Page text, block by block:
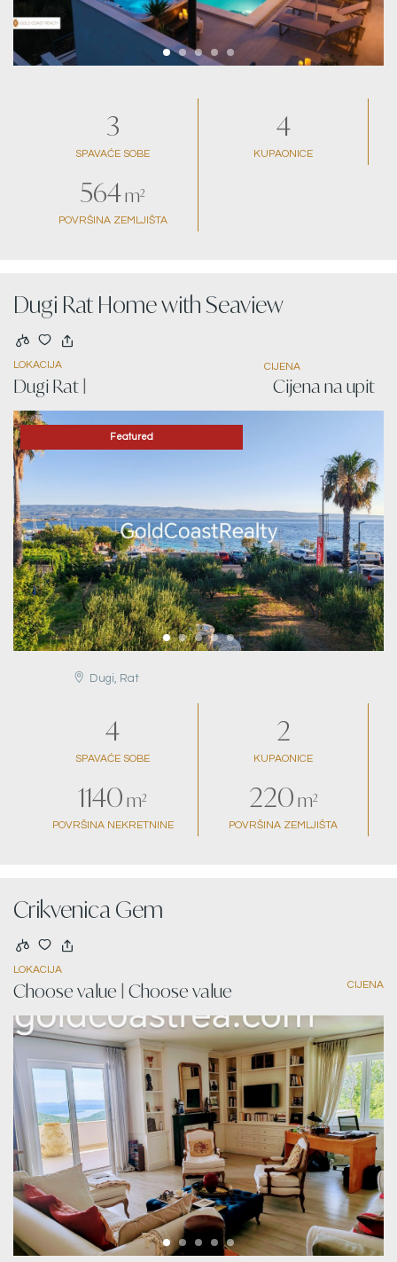
3
SPAVAĆE SOBE
4
KUPAONICE
564m²
POVRŠINA ZEMLJIŠTA
Dugi Rat Home with Seaview
LOKACIJA
Dugi Rat |
CIJENA
Cijena na upit
Featured
Dugi, Rat
4
SPAVAĆE SOBE
2
KUPAONICE
1140 m²
POVRŠINA NEKRETNINE
220 m²
POVRŠINA ZEMLJIŠTA
Crikvenica Gem
LOKACIJA
Choose value | Choose value CIJENA